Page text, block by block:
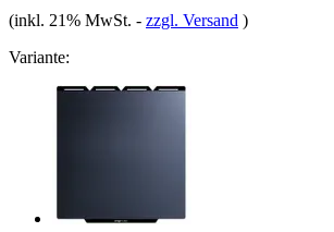
(inkl. 21% MwSt. - zzgl. Versand )
Variante: